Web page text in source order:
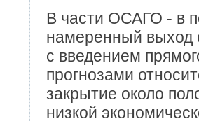
В части ОСАГО - в
намеренный выход
с введением
прогнозами
закрытие около
низкой